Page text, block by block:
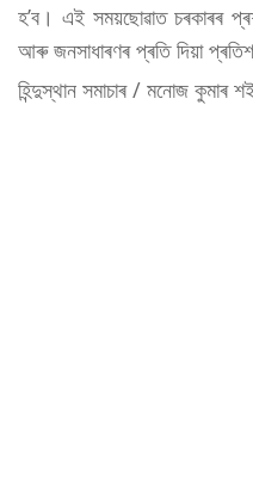
হ’ব। এই সময়ছোৱাত চৰকাৰৰ
আৰু জনসাধাৰণৰ প্ৰতি দিয়া
হিন্দুস্থান সমাচাৰ / মনোজ কুমাৰ